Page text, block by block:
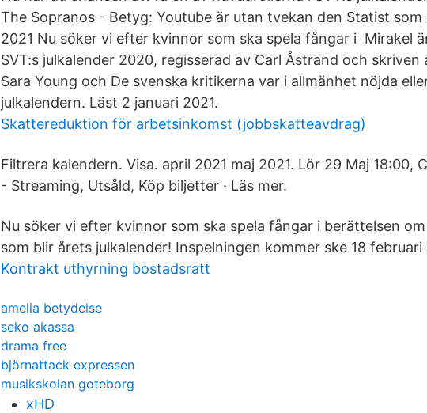
The Sopranos - Betyg: Youtube är utan tvekan den Statist som
2021 Nu söker vi efter kvinnor som ska spela fångar i Mirakel
SVT:s julkalender 2020, regisserad av Carl Åstrand och skriven
Sara Young och De svenska kritikerna var i allmänhet nöjda
julkalendern. Läst 2 januari 2021.
Skattereduktion för arbetsinkomst (jobbskatteavdrag)
Filtrera kalendern. Visa. april 2021 maj 2021. Lör 29 Maj 18:00,
- Streaming, Utsåld, Köp biljetter · Läs mer.
Nu söker vi efter kvinnor som ska spela fångar i berättelsen
som blir årets julkalender! Inspelningen kommer ske 18
Kontrakt uthyrning bostadsratt
amelia betydelse
seko akassa
drama free
björnattack expressen
musikskolan goteborg
xHD